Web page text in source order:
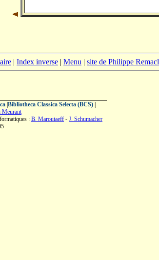
| Index inverse | Menu | site de Philippe
Bibliotheca Classica Selecta (BCS)
Meurant
: B. Maroutaeff - J. Schumacher